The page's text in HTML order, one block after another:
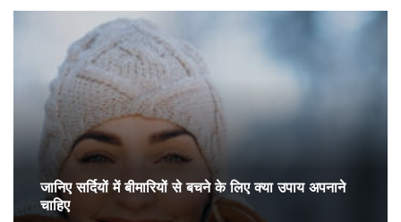
जानिए सर्दियों में बीमारियों से बचने के लिए क्या उपाय अपनाने
चाहिए